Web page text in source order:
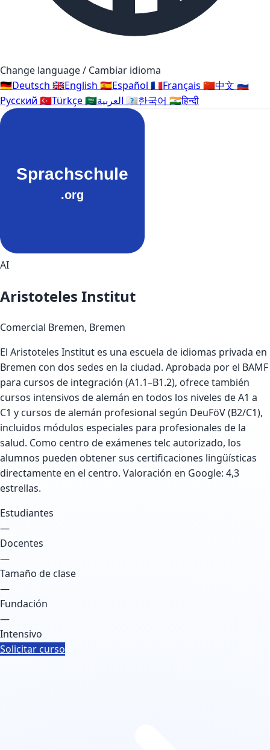
Change language / Cambiar idioma
🇩🇪Deutsch 🇬🇧English 🇪🇸Español 🇫🇷Français 🇨🇳中文 🇷🇺
Русский 🇹🇷Türkçe🇸🇦 🇰🇷한국어 🇮🇳हिन्दी
AI
Aristoteles Institut
Comercial Bremen, Bremen
El Aristoteles Institut es una escuela de idiomas privada en
Bremen con dos sedes en la ciudad. Aprobada por el BAMF
para cursos de integración (A1.1–B1.2), ofrece también
cursos intensivos de alemán en todos los niveles de A1 a
C1 y cursos de alemán profesional según DeuFöV (B2/C1),
incluidos módulos especiales para profesionales de la
salud. Como centro de exámenes telc autorizado, los
alumnos pueden obtener sus certificaciones lingüísticas
directamente en el centro. Valoración en Google: 4,3
estrellas.
Estudiantes
—
Docentes
—
Tamaño de clase
—
Fundación
—
Intensivo
Solicitar curso